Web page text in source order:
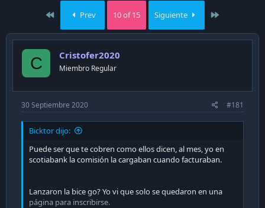
ó
e
e
m
a
a
d
p
u
l
i
c
a
c
ó
n
First Prev 10 of 15 Siguiente
C Cristofer2020
Miembro Regular
30 Septiembre 2020 #181
Bicktor dijo:
Puede ser que te cobren como ellos dicen, al mes, yo en
scotiabank la comisión la cargaban cuando facturaban.
Lanzaron la bice go? Yo vi que solo se quedaron en una
página para inscribirse.